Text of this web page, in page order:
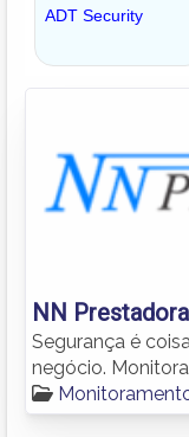
NN
Segurança é
negócio.